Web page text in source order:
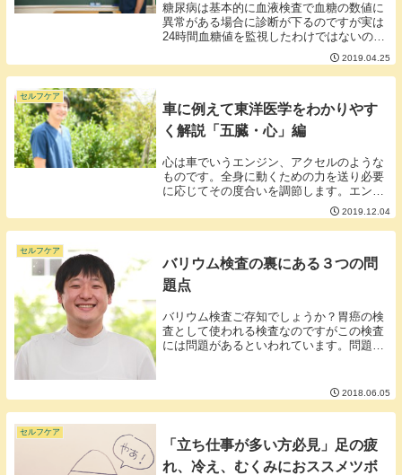
糖尿病は基本的に血液検査で血糖の数値に
異常がある場合に診断が下るのですが実は
24時間血糖値を監視したわけではないので
血液検査の数値だけでは見逃されてしまう
ことがあります。■見逃さないための15個
のセルフチェック□傷が治りにくくなった□
2019.04.25
セルフケア
車に例えて東洋医学をわかりやす
く解説「五臓・心」編
心は車でいうエンジン、アクセルのような
ものです。全身に動くための力を送り必要
に応じてその度合いを調節します。エンジ
ンがだめになるとカラダのあちこちに不
調、故障が出るようになりカラダが使い物
にならなくなってしまいます。心のメンテ
2019.12.04
セルフケア
バリウム検査の裏にある３つの問
題点
バリウム検査ご存知でしょうか？胃癌の検
査として使われる検査なのですがこの検査
には問題があるといわれています。問題は
けられません。被爆する必要がないのであ
れば極力被爆...
2018.06.05
セルフケア
「立ち仕事が多い方必見」足の疲
れ、冷え、むくみにおススメツボ